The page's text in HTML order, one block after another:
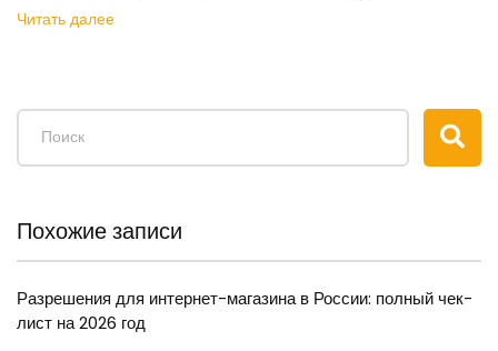
Читать далее
Похожие записи
Разрешения для интернет-магазина в России: полный чек-
лист на 2026 год